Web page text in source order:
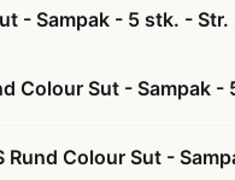
- Sampak - 5 stk. - Str.
Colour Sut - Sampak -
Colour Sut -